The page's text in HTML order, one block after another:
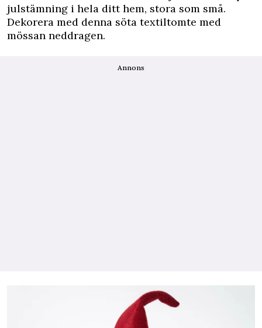
julstämning i hela ditt hem, stora som små.
Dekorera med denna söta textiltomte med
mössan neddragen.
Annons